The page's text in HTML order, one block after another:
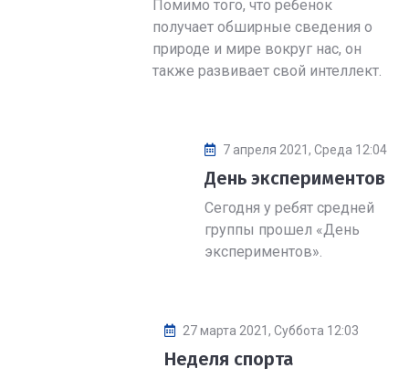
Помимо того, что ребенок
получает обширные сведения о
природе и мире вокруг нас, он
также развивает свой интеллект.
7 апреля 2021, Среда 12:04
День экспериментов
Сегодня у ребят средней
группы прошел «День
экспериментов».
27 марта 2021, Суббота 12:03
Неделя спорта